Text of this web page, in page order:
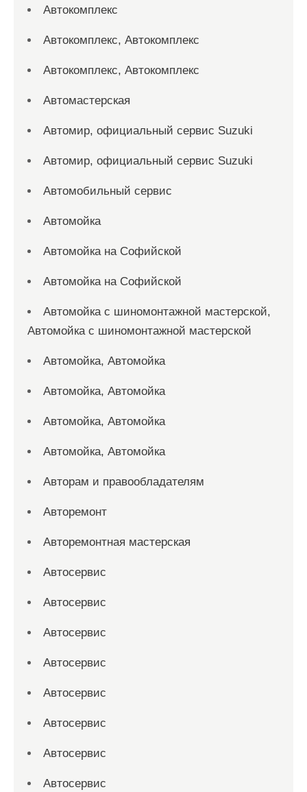
Автокомплекс
Автокомплекс, Автокомплекс
Автокомплекс, Автокомплекс
Автомастерская
Автомир, официальный сервис Suzuki
Автомир, официальный сервис Suzuki
Автомобильный сервис
Автомойка
Автомойка на Софийской
Автомойка на Софийской
Автомойка с шиномонтажной мастерской,
Автомойка с шиномонтажной мастерской
Автомойка, Автомойка
Автомойка, Автомойка
Автомойка, Автомойка
Автомойка, Автомойка
Авторам и правообладателям
Авторемонт
Авторемонтная мастерская
Автосервис
Автосервис
Автосервис
Автосервис
Автосервис
Автосервис
Автосервис
Автосервис